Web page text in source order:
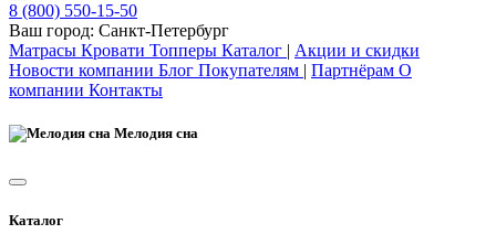
8 (800) 550-15-50
Ваш город: Санкт-Петербург
Матрасы Кровати Топперы Каталог | Акции и скидки
Новости компании Блог Покупателям | Партнёрам О
компании Контакты
Мелодия сна
Каталог